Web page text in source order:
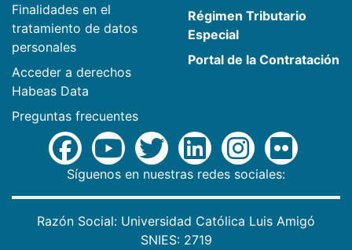
Finalidades en el
tratamiento de datos
personales
Acceder a derechos
Habeas Data
Preguntas frecuentes
Régimen Tributario
Especial
Portal de la Contratación
Síguenos en nuestras redes sociales:
Razón Social: Universidad Católica Luis Amigó
SNIES: 2719